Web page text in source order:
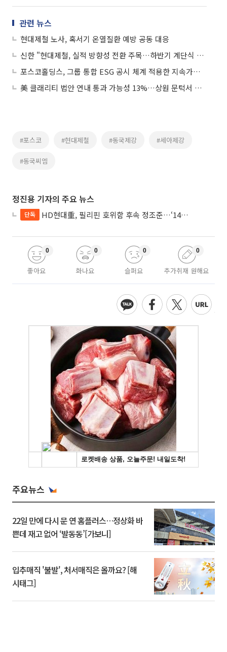
관련 뉴스
현대제철 노사, 혹서기 온열질환 예방 공동 대응
신한 "현대제철, 실적 방향성 전환 주목…하반기 계단식 개선 기대"
포스코홀딩스, 그룹 통합 ESG 공시 체계 적용한 지속가능경영보고서 발간
美 클래리티 법안 연내 통과 가능성 13%…상원 문턱서 제동
#포스코 #현대제철 #동국제강 #세아제강
#동국씨엠
정진용 기자의 주요 뉴스
단독 HD현대重, 필리핀 호위함 후속 정조준…‘14척+α’ 싹쓸이 노린다
좋아요
0
화나요
0
슬퍼요
0
추가취재 원해요
0
주요뉴스
22일 만에 다시 문 연 홈플러스…정상화 바
쁜데 재고 없어 ‘발동동’[가보니]
입추매직 '불발', 처서매직은 올까요? [해
시태그]